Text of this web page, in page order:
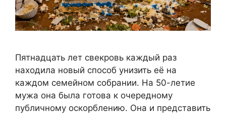
Пятнадцать лет свекровь каждый раз
находила новый способ унизить её на
каждом семейном собрании. На 50-летие
мужа она была готова к очередному
публичному оскорблению. Она и представить